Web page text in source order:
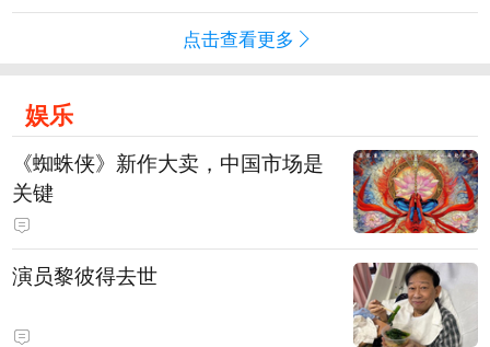
点击查看更多
娱乐
《蜘蛛侠》新作大卖，中国市场是
关键
演员黎彼得去世